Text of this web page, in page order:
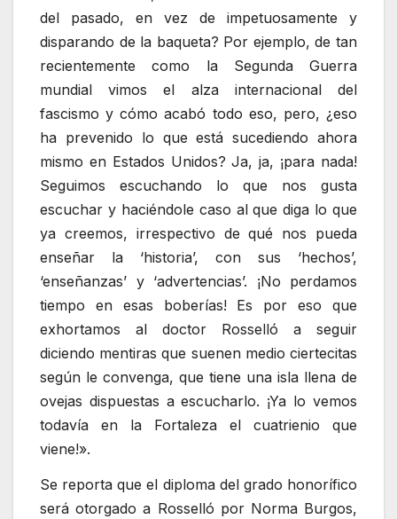
del pasado, en vez de impetuosamente y
disparando de la baqueta? Por ejemplo, de tan
recientemente como la Segunda Guerra
mundial vimos el alza internacional del
fascismo y cómo acabó todo eso, pero, ¿eso
ha prevenido lo que está sucediendo ahora
mismo en Estados Unidos? Ja, ja, ¡para nada!
Seguimos escuchando lo que nos gusta
escuchar y haciéndole caso al que diga lo que
ya creemos, irrespectivo de qué nos pueda
enseñar la ‘historia’, con sus ‘hechos’,
‘enseñanzas’ y ‘advertencias’. ¡No perdamos
tiempo en esas boberías! Es por eso que
exhortamos al doctor Rosselló a seguir
diciendo mentiras que suenen medio ciertecitas
según le convenga, que tiene una isla llena de
ovejas dispuestas a escucharlo. ¡Ya lo vemos
todavía en la Fortaleza el cuatrienio que
viene!».
Se reporta que el diploma del grado honorífico
será otorgado a Rosselló por Norma Burgos,